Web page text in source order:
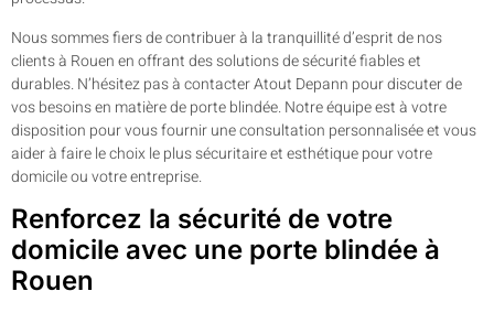
Nous sommes fiers de contribuer à la tranquillité d’esprit de nos
clients à Rouen en offrant des solutions de sécurité fiables et
durables. N’hésitez pas à contacter Atout Depann pour discuter de
vos besoins en matière de porte blindée. Notre équipe est à votre
disposition pour vous fournir une consultation personnalisée et vous
aider à faire le choix le plus sécuritaire et esthétique pour votre
domicile ou votre entreprise.
Renforcez la sécurité de votre
domicile avec une porte blindée à
Rouen